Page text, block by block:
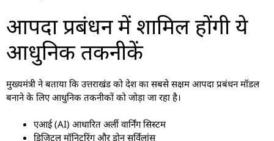
आपदा प्रबंधन में शामिल होंगी ये
आधुनिक तकनीकें
मुख्यमंत्री ने बताया कि उत्तराखंड को देश का सबसे सक्षम आपदा प्रबंधन मॉडल
बनाने के लिए आधुनिक तकनीकों को जोड़ा जा रहा है।
एआई (AI) आधारित अर्ली वार्निंग सिस्टम
डिजिटल मॉनिटरिंग और ड्रोन सर्विलांस